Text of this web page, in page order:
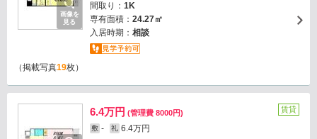
画像を
見る
間取り： 1K
専有面積： 24.27㎡
入居時期： 相談
（掲載写真19枚）
6.4万円 (管理費 8000円)
敷 - 礼 6.4万円
賃貸